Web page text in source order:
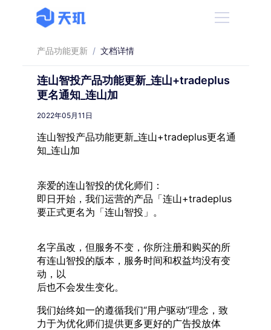
产品功能更新 / 文档详情
连山智投产品功能更新_连山+tradeplus
更名通知_连山加
2022年05月11日
连山智投产品功能更新_连山+tradeplus更名通
知_连山加
亲爱的连山智投的优化师们：
即日开始，我们运营的产品「连山+tradeplus
要正式更名为「连山智投」。
名字虽改，但服务不变，你所注册和购买的所
有连山智投的版本，服务时间和权益均没有变
动，以
后也不会发生变化。
我们始终如一的遵循我们“用户驱动”理念，致
力于为优化师们提供更多更好的广告投放体